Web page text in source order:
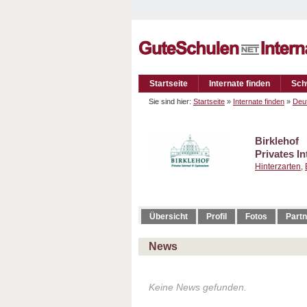
Startseite Internate finden
Sie sind hier: Startseite » Internate finden »
Birklehof
Privates
Hinterzarten,
Übersicht Profil Fotos
News
Keine News gefunden.